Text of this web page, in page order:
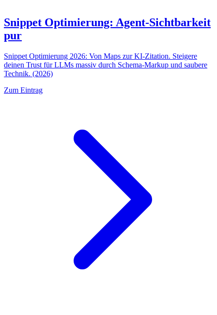
Snippet Optimierung: Agent-Sichtbarkeit
pur
Snippet Optimierung 2026: Von Maps zur KI-Zitation. Steigere
deinen Trust für LLMs massiv durch Schema-Markup und saubere
Technik. (2026)
Zum Eintrag